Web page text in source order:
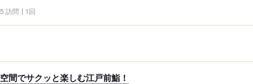
訪問 1回
間でサクッと楽しむ江戸前鮨！